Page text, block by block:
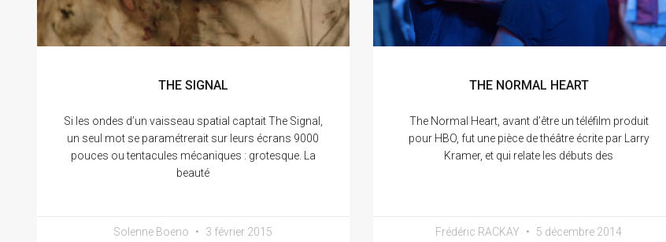
THE SIGNAL
Si les ondes d’un vaisseau spatial captait The Signal,
un seul mot se paramétrerait sur leurs écrans 9000
pouces ou tentacules mécaniques : grotesque. La
beauté
Solenne Boeno 3 février 2015
THE NORMAL HEART
The Normal Heart, avant d’être un téléfilm produit
pour HBO, fut une pièce de théâtre écrite par Larry
Kramer, et qui relate les débuts des
Frédéric RACKAY 5 décembre 2014